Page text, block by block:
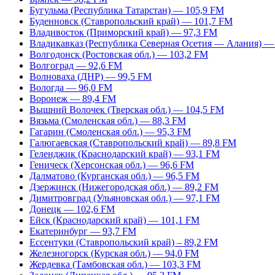
Бугульма (Республика Татарстан) — 105,9 FM
Буденновск (Ставропольский край) — 101,7 FM
Владивосток (Приморский край) — 97,3 FM
Владикавказ (Республика Северная Осетия — Алания)
Волгодонск (Ростовская обл.) — 103,2 FM
Волгоград — 92,6 FM
Волноваха (ДНР) — 99,5 FM
Вологда — 96,0 FM
Воронеж — 89,4 FM
Вышний Волочек (Тверская обл.) — 104,5 FM
Вязьма (Смоленская обл.) — 88,3 FM
Гагарин (Смоленская обл.) — 95,3 FM
Галюгаевская (Ставропольский край) — 89,8 FM
Геленджик (Краснодарский край) — 93,1 FM
Геническ (Херсонская обл.) — 96,6 FM
Далматово (Курганская обл.) — 96,5 FM
Дзержинск (Нижегородская обл.) — 89,2 FM
Димитровград (Ульяновская обл.) — 97,1 FM
Донецк — 102,6 FM
Ейск (Краснодарский край) — 101,1 FM
Екатеринбург — 93,7 FM
Ессентуки (Ставропольский край) – 89,2 FM
Железногорск (Курская обл.) — 94,0 FM
Жердевка (Тамбовская обл.) — 103,3 FM